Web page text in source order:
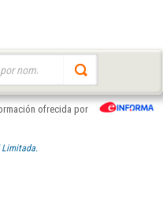
ofrecida por
Limitada.